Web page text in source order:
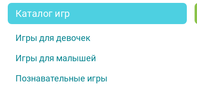
Каталог игр
Игры для девочек
Игры для малышей
Познавательные игры